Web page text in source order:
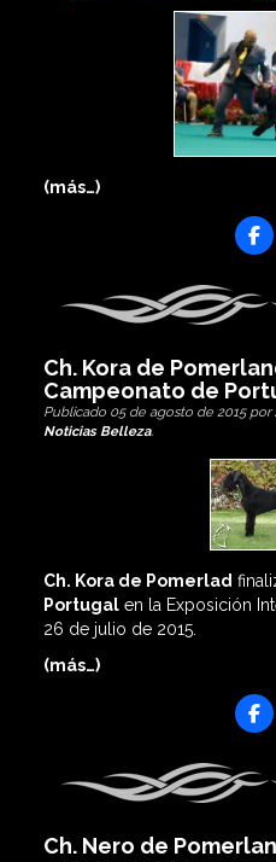
(más…)
Ch. Kora de
Campeonato de
Publicado 05 de agosto de 2015por
Noticias Belleza.
Ch. Kora de Pomerlad
Portugalen la Exposición
26 de julio de 2015.
(más…)
Ch. Nero de